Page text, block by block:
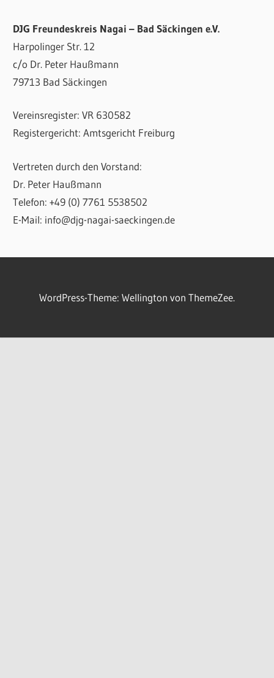
DJG Freundeskreis Nagai – Bad Säckingen e.V.
Harpolinger Str. 12
c/o Dr. Peter Haußmann
79713 Bad Säckingen
Vereinsregister: VR 630582
Registergericht: Amtsgericht Freiburg
Vertreten durch den Vorstand:
Dr. Peter Haußmann
Telefon: +49 (0) 7761 5538502
E-Mail: info@djg-nagai-saeckingen.de
WordPress-Theme: Wellington von ThemeZee.